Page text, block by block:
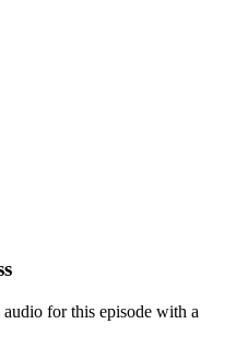
for this episode with a